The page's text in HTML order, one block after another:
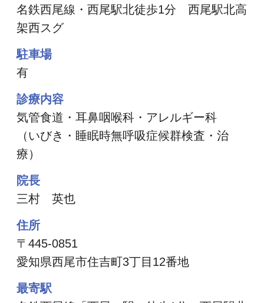
名鉄西尾線・西尾駅北徒歩1分 西尾駅北高
架西スグ
駐車場
有
診療内容
気管食道・耳鼻咽喉科・アレルギー科
（いびき・睡眠時無呼吸症候群検査・治
療）
院長
三村 英也
住所
〒445-0851
愛知県西尾市住吉町3丁目12番地
最寄駅